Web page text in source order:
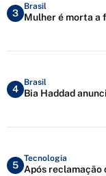
3
Brasil
Mulher é morta a
4
Brasil
Bia Haddad
5
Tecnologia
Após reclamação